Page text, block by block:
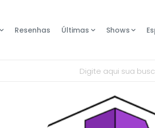
Resenhas Últimas Shows
Digite aqui sua